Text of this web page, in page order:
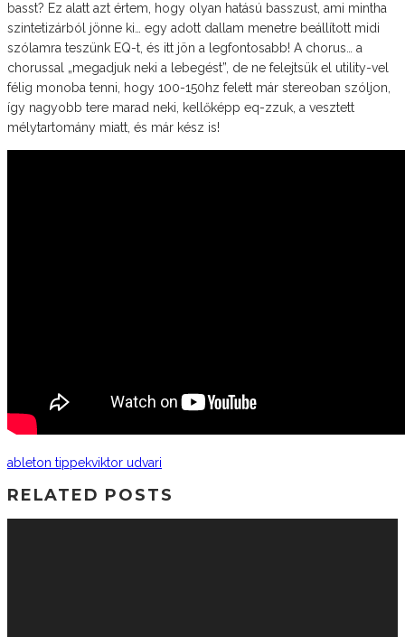
basst? Ez alatt azt értem, hogy olyan hatású basszust, ami mintha
szintetizárból jönne ki… egy adott dallam menetre beállított midi
szólamra teszünk EQ-t, és itt jön a legfontosabb! A chorus… a
chorussal „megadjuk neki a lebegést”, de ne felejtsük el utility-vel
félig monoba tenni, hogy 100-150hz felett már stereoban szóljon,
így nagyobb tere marad neki, kellőképp eq-zzuk, a vesztett
mélytartomány miatt, és már kész is!
ableton tippekviktor udvari
RELATED POSTS